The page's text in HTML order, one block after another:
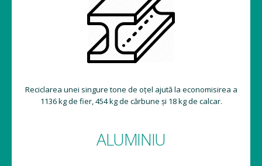
Reciclarea unei singure tone de oțel ajută la economisirea a
1136 kg de fier, 454 kg de cărbune și 18 kg de calcar.
ALUMINIU